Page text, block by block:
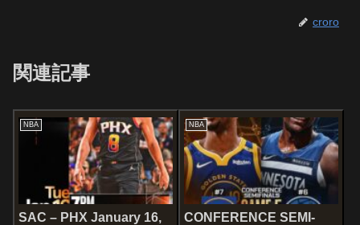
croro
関連記事
NBA
SAC – PHX January 16,
NBA
CONFERENCE SEMI-